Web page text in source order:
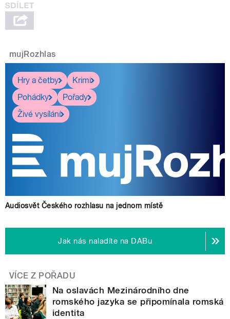
mujRozhlas
Hry a četby
Krimi
Pohádky
Pořady
Živé vysílání
Audiosvět Českého rozhlasu na jednom místě
Jak nás naladíte na DABu
VÍCE Z POŘADU
Na oslavách Mezinárodního dne
romského jazyka se připomínala romská
identita